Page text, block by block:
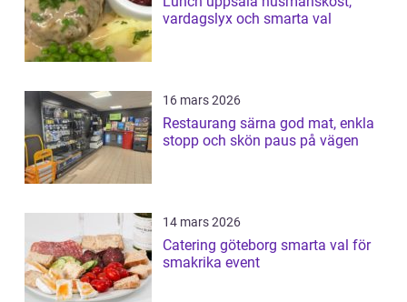
vardagslyx och smarta val
16 mars 2026
Restaurang särna god mat, enkla
stopp och skön paus på vägen
14 mars 2026
Catering göteborg smarta val för
smakrika event